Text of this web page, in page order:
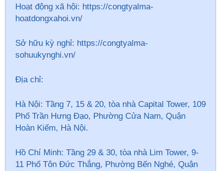
Hoạt động xã hội: https://congtyalma-
hoatdongxahoi.vn/
Sở hữu kỳ nghỉ: https://congtyalma-
sohuukynghi.vn/
Địa chỉ:
Hà Nội: Tầng 7, 15 & 20, tòa nhà Capital Tower, 109
Phố Trần Hưng Đạo, Phường Cửa Nam, Quận
Hoàn Kiếm, Hà Nội.
Hồ Chí Minh: Tầng 29 & 30, tòa nhà Lim Tower, 9-
11 Phố Tôn Đức Thắng, Phường Bến Nghé, Quận